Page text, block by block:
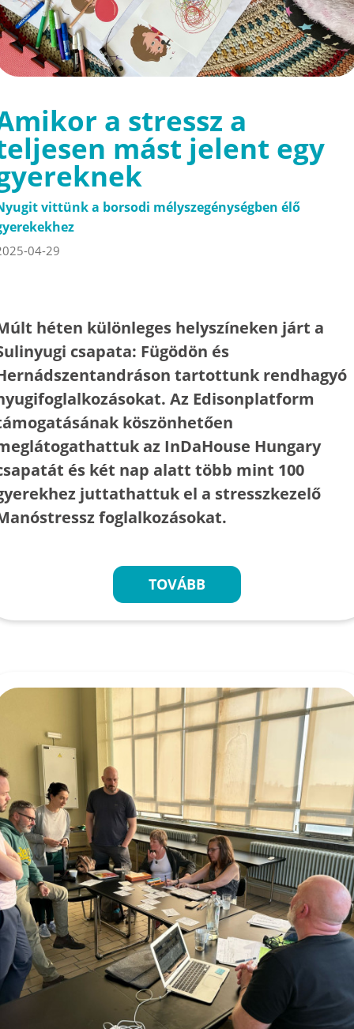
a stressz a
mást jelent egy
vittünk a borsodi mélyszegénységben élő
04-29
héten különleges helyszíneken járt a
csapata: Fügödön és
tartottunk rendhagyó
Az Edisonplatform
köszönhetően
az InDaHouse Hungary
és két nap alatt több mint 100
juttathattuk el a stresszkezelő
foglalkozásokat.
TOVÁBB